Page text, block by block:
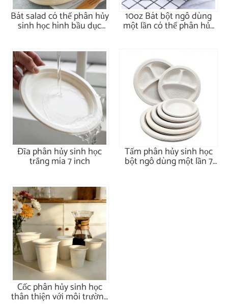
Bát salad có thể phân hủy
sinh học hình bầu dục
10oz Bát bột ngô dùng
một lần có thể phân hủy
sinh học
Đĩa phân hủy sinh học
trắng mía 7 inch
Tấm phân hủy sinh học
bột ngô dùng một lần 7
inch
Cốc phân hủy sinh học
thân thiện với môi trường